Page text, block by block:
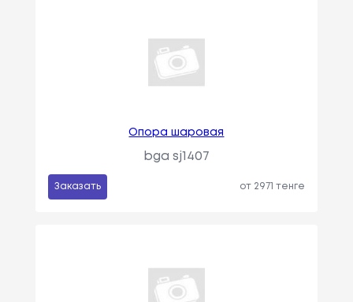
Опора шаровая
bga sj1407
Заказать от 2971 тенге